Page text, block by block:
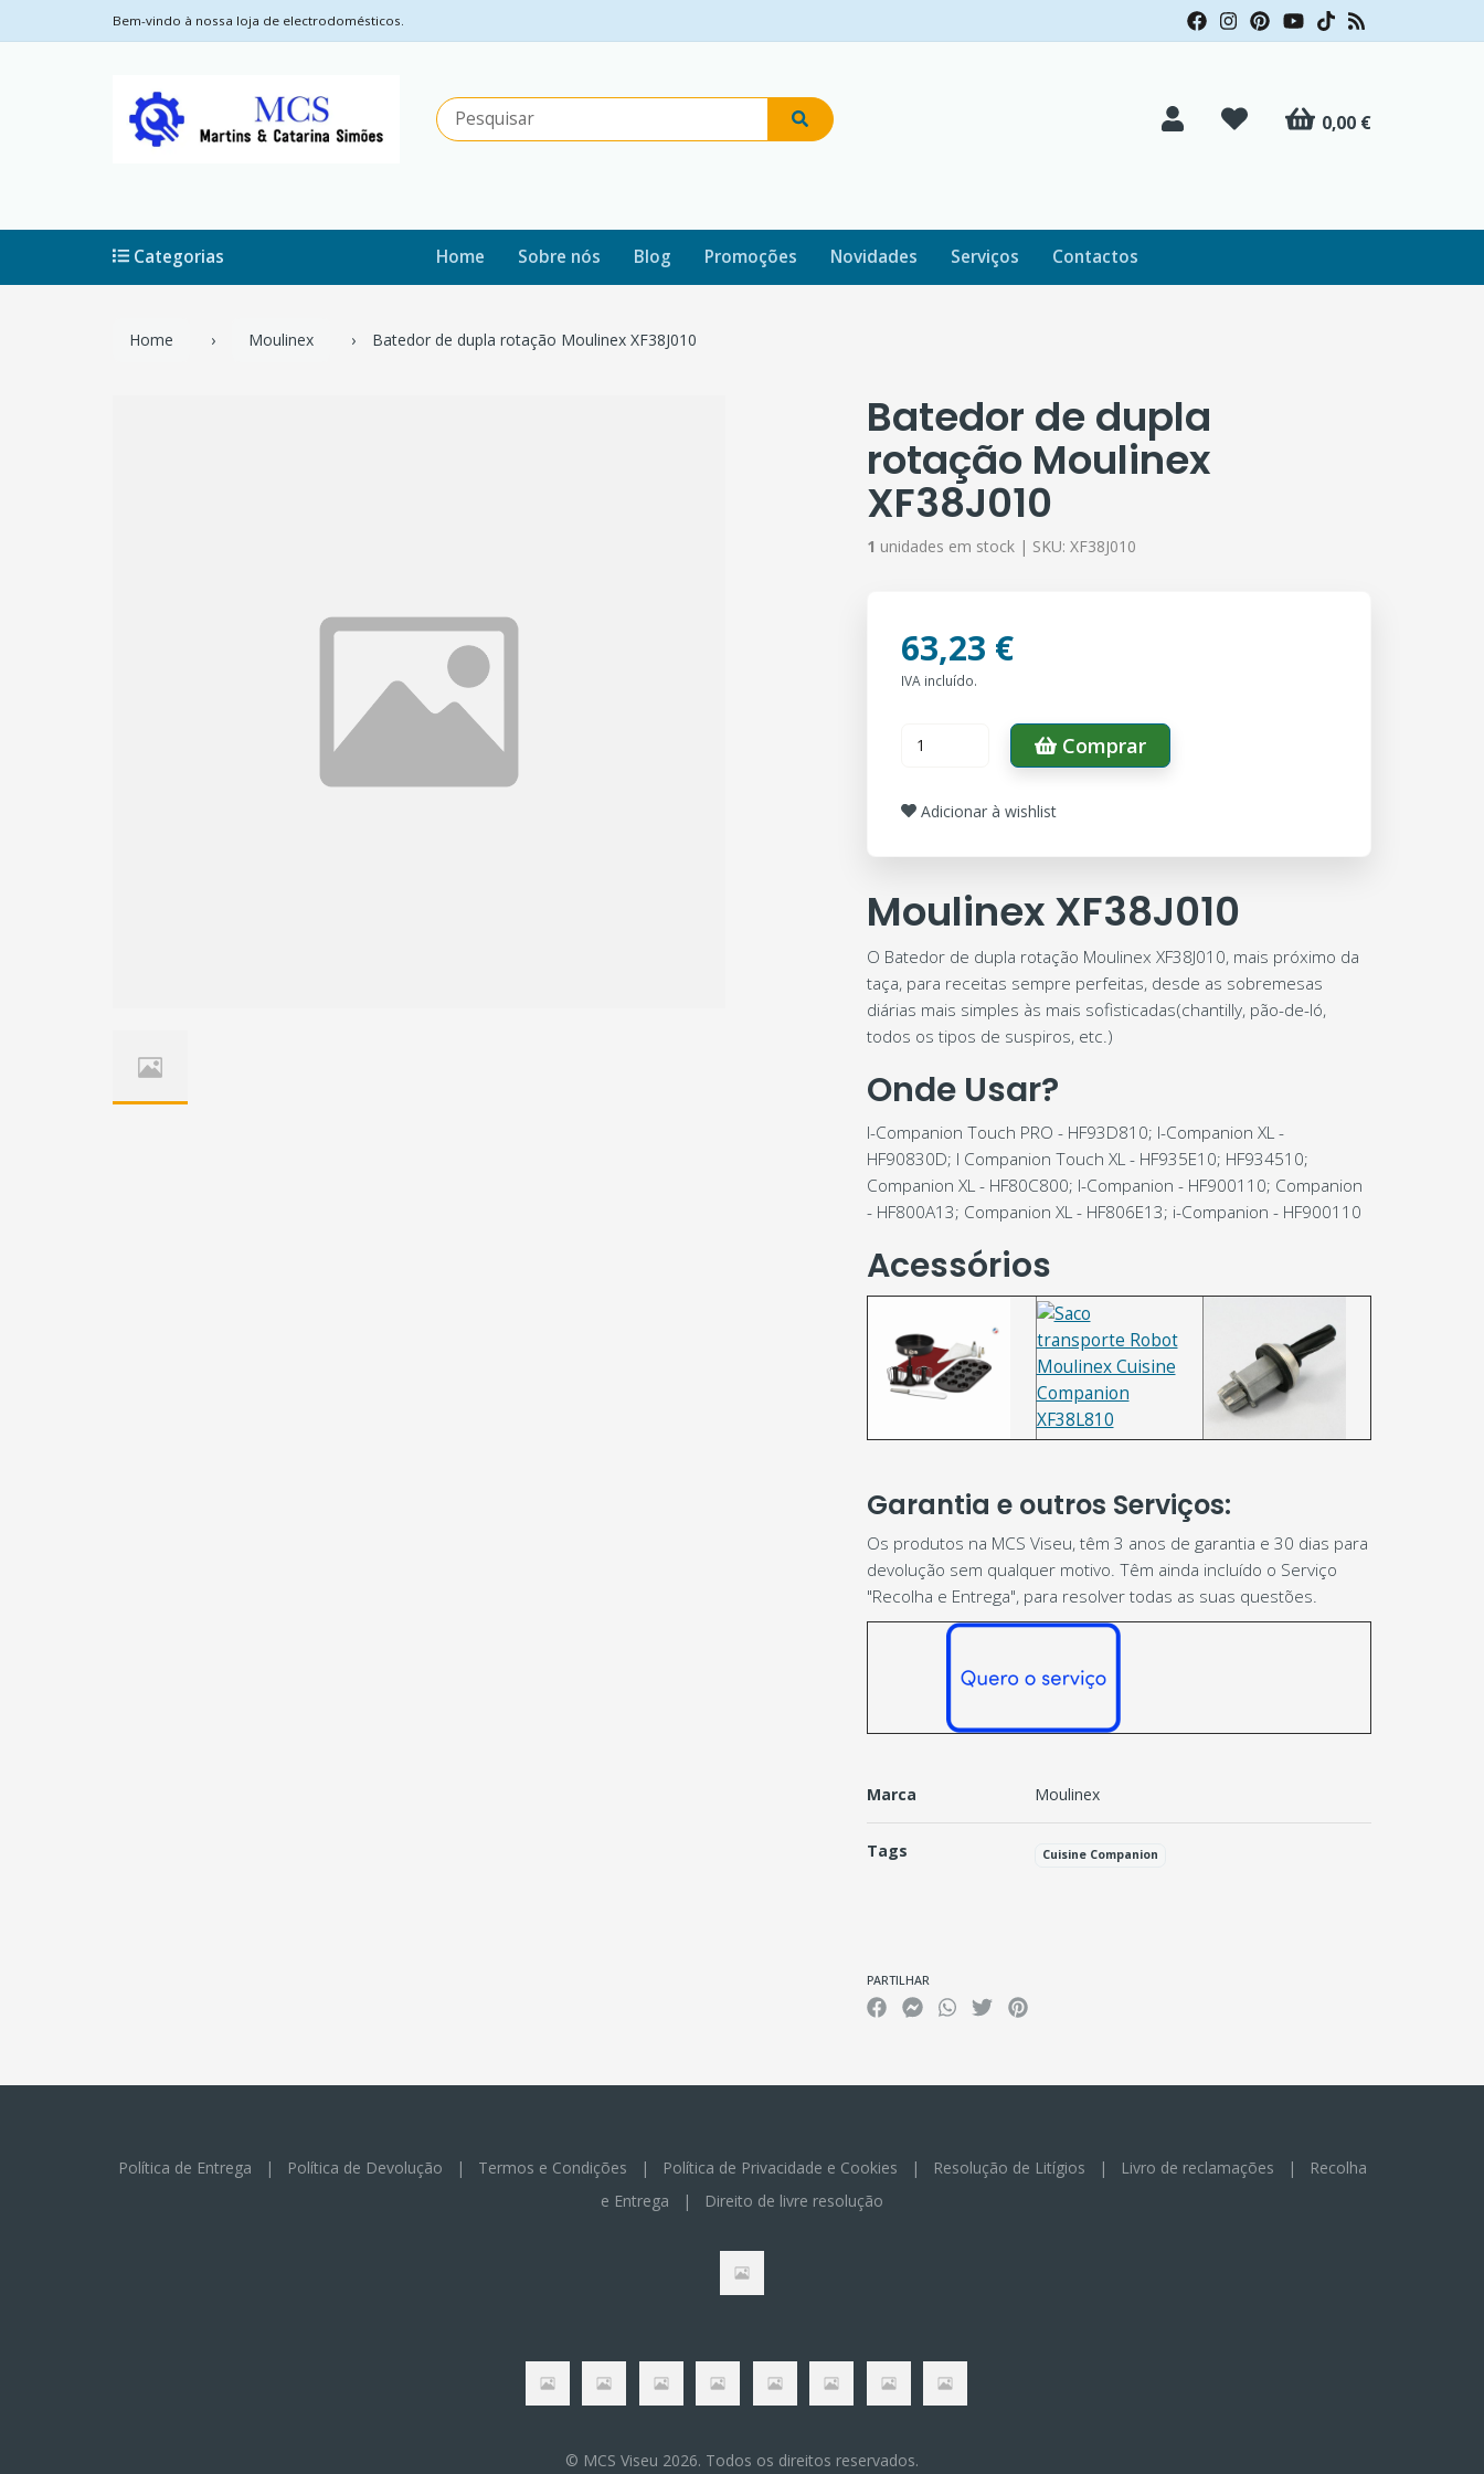
Bem-vindo à nossa loja de electrodomésticos.
0,00 €
Home Sobre nós Blog Promoções Novidades Serviços Contactos
Categorias
Home Moulinex Batedor de dupla rotação Moulinex XF38J010
Batedor de dupla
rotação Moulinex
XF38J010
1 unidades em stock | SKU: XF38J010
63,23 €
IVA incluído.
Comprar
Adicionar à wishlist
Moulinex XF38J010
O Batedor de dupla rotação Moulinex XF38J010, mais próximo da
taça, para receitas sempre perfeitas, desde as sobremesas
diárias mais simples às mais sofisticadas(chantilly, pão-de-ló,
todos os tipos de suspiros, etc.)
Onde Usar?
I-Companion Touch PRO - HF93D810; I-Companion XL -
HF90830D; I Companion Touch XL - HF935E10; HF934510;
Companion XL - HF80C800; I-Companion - HF900110; Companion
- HF800A13; Companion XL - HF806E13; i-Companion - HF900110
Acessórios
Garantia e outros Serviços:
Os produtos na MCS Viseu, têm 3 anos de garantia e 30 dias para
devolução sem qualquer motivo. Têm ainda incluído o Serviço
"Recolha e Entrega", para resolver todas as suas questões.
Marca Moulinex
Tags Cuisine Companion
PARTILHAR
Política de Entrega | Política de Devolução | Termos e Condições | Política de Privacidade e Cookies | Resolução de Litígios | Livro de reclamações |
Recolha
e Entrega | Direito de livre resolução
© MCS Viseu 2026. Todos os direitos reservados.